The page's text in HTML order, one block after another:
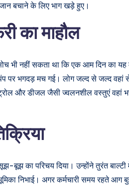
बचाने के लिए भाग खड़े हुए।
का माहौल
भी नहीं सकता था कि एक आम दिन का
पर भगदड़ मच गई। लोग जल्द से जल्द वहां
और डीजल जैसी ज्वलनशील वस्तुएं
बूझ का परिचय दिया। उन्होंने तुरंत
निभाई। अगर कर्मचारी समय रहते आग